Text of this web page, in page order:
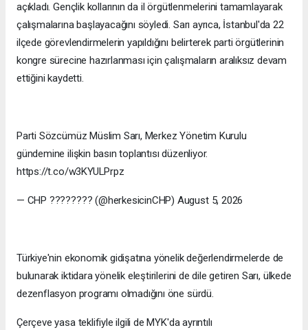
açıkladı. Gençlik kollarının da il örgütlenmelerini tamamlayarak
çalışmalarına başlayacağını söyledi. Sarı ayrıca, İstanbul'da 22
ilçede görevlendirmelerin yapıldığını belirterek parti örgütlerinin
kongre sürecine hazırlanması için çalışmaların aralıksız devam
ettiğini kaydetti.
Parti Sözcümüz Müslim Sarı, Merkez Yönetim Kurulu
gündemine ilişkin basın toplantısı düzenliyor.
https://t.co/w3KYULPrpz
— CHP ???????? (@herkesicinCHP) August 5, 2026
Türkiye'nin ekonomik gidişatına yönelik değerlendirmelerde de
bulunarak iktidara yönelik eleştirilerini de dile getiren Sarı, ülkede
dezenflasyon programı olmadığını öne sürdü.
Çerçeve yasa teklifiyle ilgili de MYK'da ayrıntılı